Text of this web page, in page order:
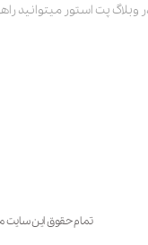
وبلاگ پت استور میتوانید
تمام حقوق این سایت